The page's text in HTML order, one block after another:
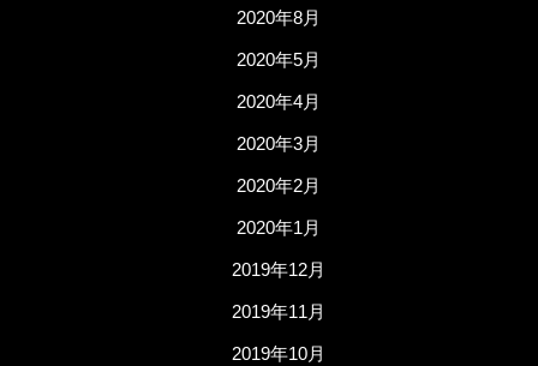
2020年8月
2020年5月
2020年4月
2020年3月
2020年2月
2020年1月
2019年12月
2019年11月
2019年10月